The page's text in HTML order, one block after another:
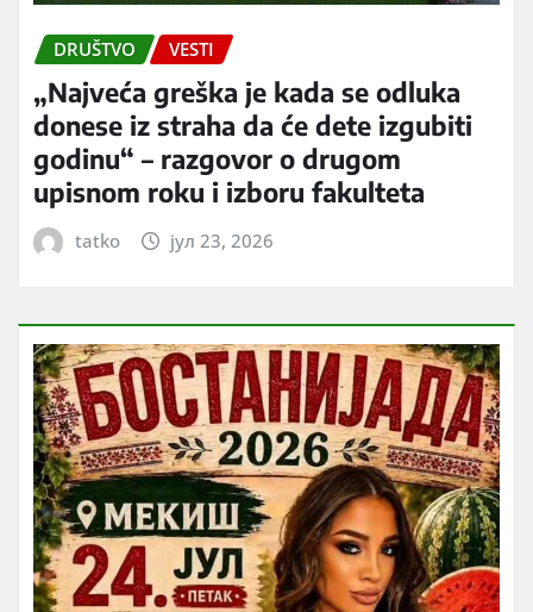
DRUŠTVO VESTI
„Najveća greška je kada se odluka
donese iz straha da će dete izgubiti
godinu“ – razgovor o drugom
upisnom roku i izboru fakulteta
tatko јул 23, 2026